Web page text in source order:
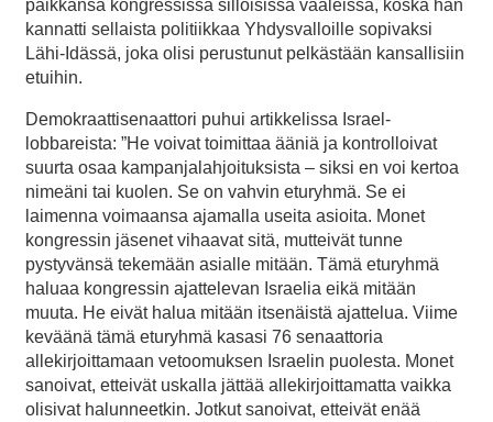
paikkansa kongressissa silloisissa vaaleissa, koska hän
kannatti sellaista politiikkaa Yhdysvalloille sopivaksi
Lähi-Idässä, joka olisi perustunut pelkästään kansallisiin
etuihin.
Demokraattisenaattori puhui artikkelissa Israel-
lobbareista: ”He voivat toimittaa ääniä ja kontrolloivat
suurta osaa kampanjalahjoituksista – siksi en voi kertoa
nimeäni tai kuolen. Se on vahvin eturyhmä. Se ei
laimenna voimaansa ajamalla useita asioita. Monet
kongressin jäsenet vihaavat sitä, mutteivät tunne
pystyvänsä tekemään asialle mitään. Tämä eturyhmä
haluaa kongressin ajattelevan Israelia eikä mitään
muuta. He eivät halua mitään itsenäistä ajattelua. Viime
keväänä tämä eturyhmä kasasi 76 senaattoria
allekirjoittamaan vetoomuksen Israelin puolesta. Monet
sanoivat, etteivät uskalla jättää allekirjoittamatta vaikka
olisivat halunneetkin. Jotkut sanoivat, etteivät enää